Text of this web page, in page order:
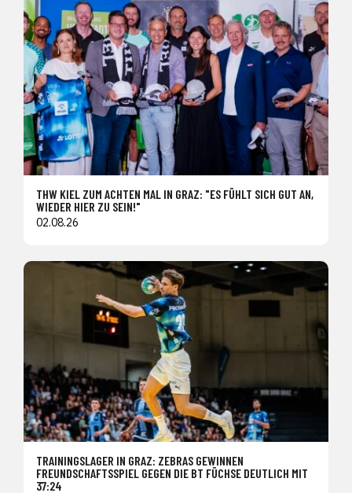
THW KIEL ZUM ACHTEN MAL IN GRAZ: "ES FÜHLT SICH GUT AN,
WIEDER HIER ZU SEIN!"
02.08.26
TRAININGSLAGER IN GRAZ: ZEBRAS GEWINNEN
FREUNDSCHAFTSSPIEL GEGEN DIE BT FÜCHSE DEUTLICH MIT
37:24